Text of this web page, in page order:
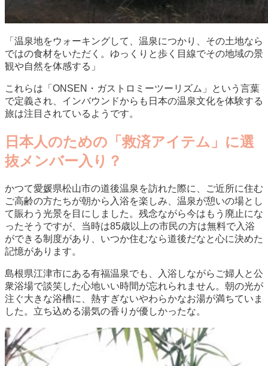
「温泉地をウォーキングして、温泉につかり、その土地なら
ではの食材をいただく。ゆっくりと歩く目線でその地域の景
観や自然を体感する」
これらは「ONSEN・ガストロミーツーリズム」という言葉
で定義され、インバウンドからも日本の温泉文化を体験する
旅は注目されているようです。
日本人のための「救済アイテム」に選
抜メンバー入り？
かつて愛媛県松山市の道後温泉を訪れた際に、ご近所に住む
ご高齢の方たちが朝から入浴を楽しみ、温泉が憩いの場とし
て賑わう光景を目にしました。残念ながら今はもう廃止にな
ったそうですが、当時は85歳以上の市民の方は無料で入浴
ができる制度があり、いつか住むなら道後だなと心に決めた
記憶があります。
島根県江津市にある有福温泉でも、入浴しながらご婦人と公
衆浴場で談笑した心地いい時間が忘れられません。朝の光が
注ぐ大きな浴槽に、熱すぎないやわらかなお湯が満ちていま
した。立ち込める湯気の香りが優しかったな。